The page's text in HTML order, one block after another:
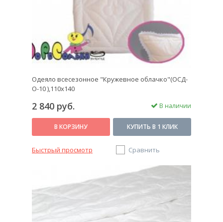
Одеяло всесезонное "Кружевное облачко"(ОСД-
O-10 ),110х140
2 840 руб. В наличии
В КОРЗИНУ КУПИТЬ В 1 КЛИК
Быстрый просмотр Сравнить